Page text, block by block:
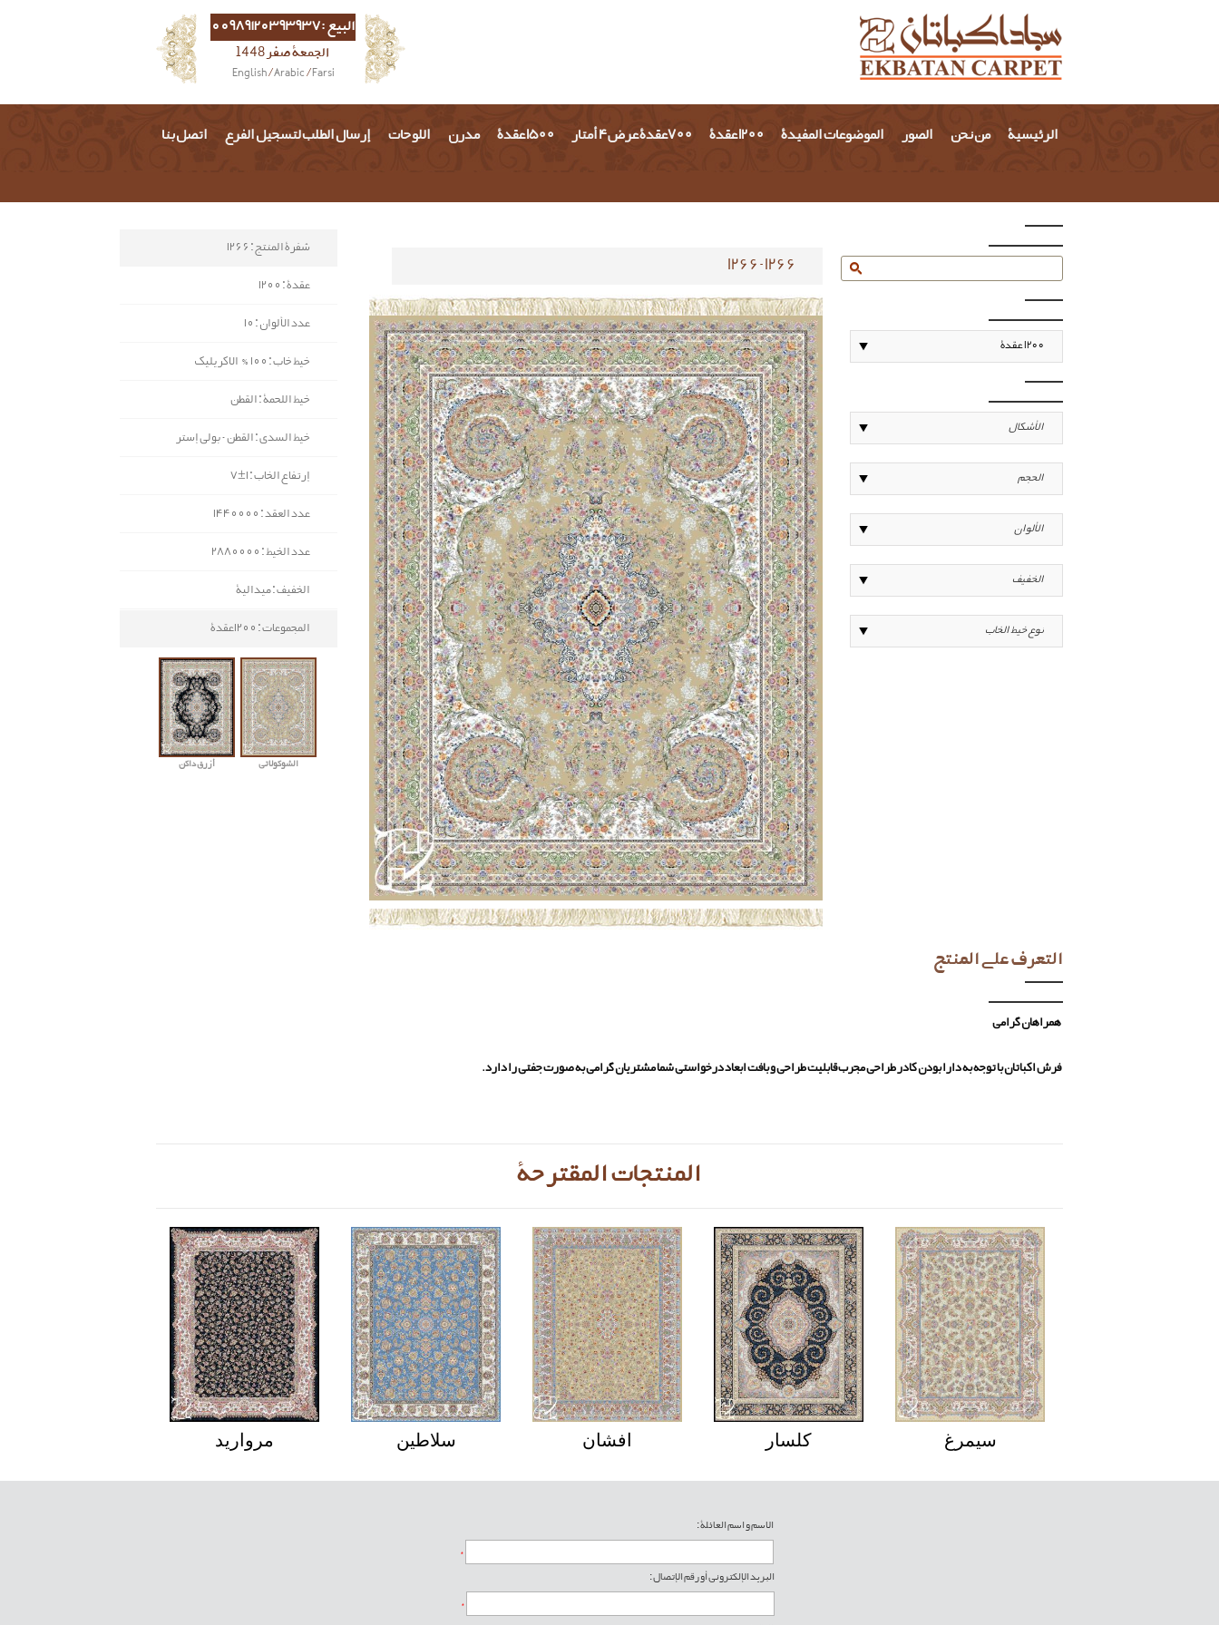
البيع :00989120393937
الجمعة صفر 1448
English/ Arabic / Farsi
الرئيسية من نحن الصور الموضوعات المفيدة 1200 عقدة 700عقدة عرض 4 أمتار 1500 عقدة مدرن اللوحات إرسال الطلب لتسجيل الفرع اتصل بنا
1266-1266
شفرة المنتج : 1266
عقدة : 1200
عدد الألوان : 10
خيط خاب : 100% الاكريليك
خيط اللحمة : القطن
خيط السدی : القطن - بولي إستر
إرتفاع الخاب : 1±7
عدد العقد : 1440000
عدد الخيط : 2880000
الخفيف : ميدالية
المجموعات : 1200عقدة
الشوكولاتي أزرق داکن
التعرف علی المنتج
همراهان گرامی
فرش اکباتان با توجه به دارا بودن کادر طراحی مجرب قابلیت طراحی و بافت ابعاد درخواستی شما مشتریان گرامی به صورت جفتی را دارد.
المنتجات المقترحة
سلاطین افشان کلسار سیمرغ رزیتا
الاسم و اسم العائلة :
*
البريد الإلکتروني أو رقم الإتصال :
*